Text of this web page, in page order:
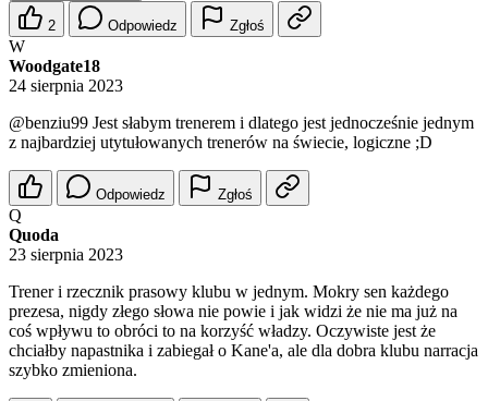
2 Odpowiedz Zgłoś
W
Woodgate18
24 sierpnia 2023
@benziu99 Jest słabym trenerem i dlatego jest jednocześnie jednym
z najbardziej utytułowanych trenerów na świecie, logiczne ;D
Odpowiedz Zgłoś
Q
Quoda
23 sierpnia 2023
Trener i rzecznik prasowy klubu w jednym. Mokry sen każdego
prezesa, nigdy złego słowa nie powie i jak widzi że nie ma już na
coś wpływu to obróci to na korzyść władzy. Oczywiste jest że
chciałby napastnika i zabiegał o Kane'a, ale dla dobra klubu narracja
szybko zmieniona.